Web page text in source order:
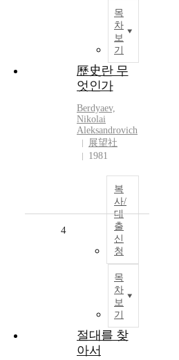
목
차
보
기
歷史란 무
엇인가
Berdyaev,
Nikolai
Aleksandrovich
展望社
1981
복
사/
대
출
신
청
목
차
보
기
4
절대를 찾
아서